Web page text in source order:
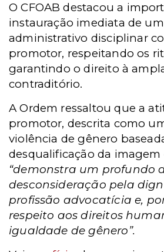
O CFOAB destacou a
instauração imediata de
administrativo disciplinar
promotor, respeitando os
garantindo o direito à
contraditório.
A Ordem ressaltou que a
promotor, descrita como
violência de gênero
desqualificação da
“demonstra um profundo
desconsideração pela
profissão advocatícia e,
respeito aos direitos
igualdade de gênero”.